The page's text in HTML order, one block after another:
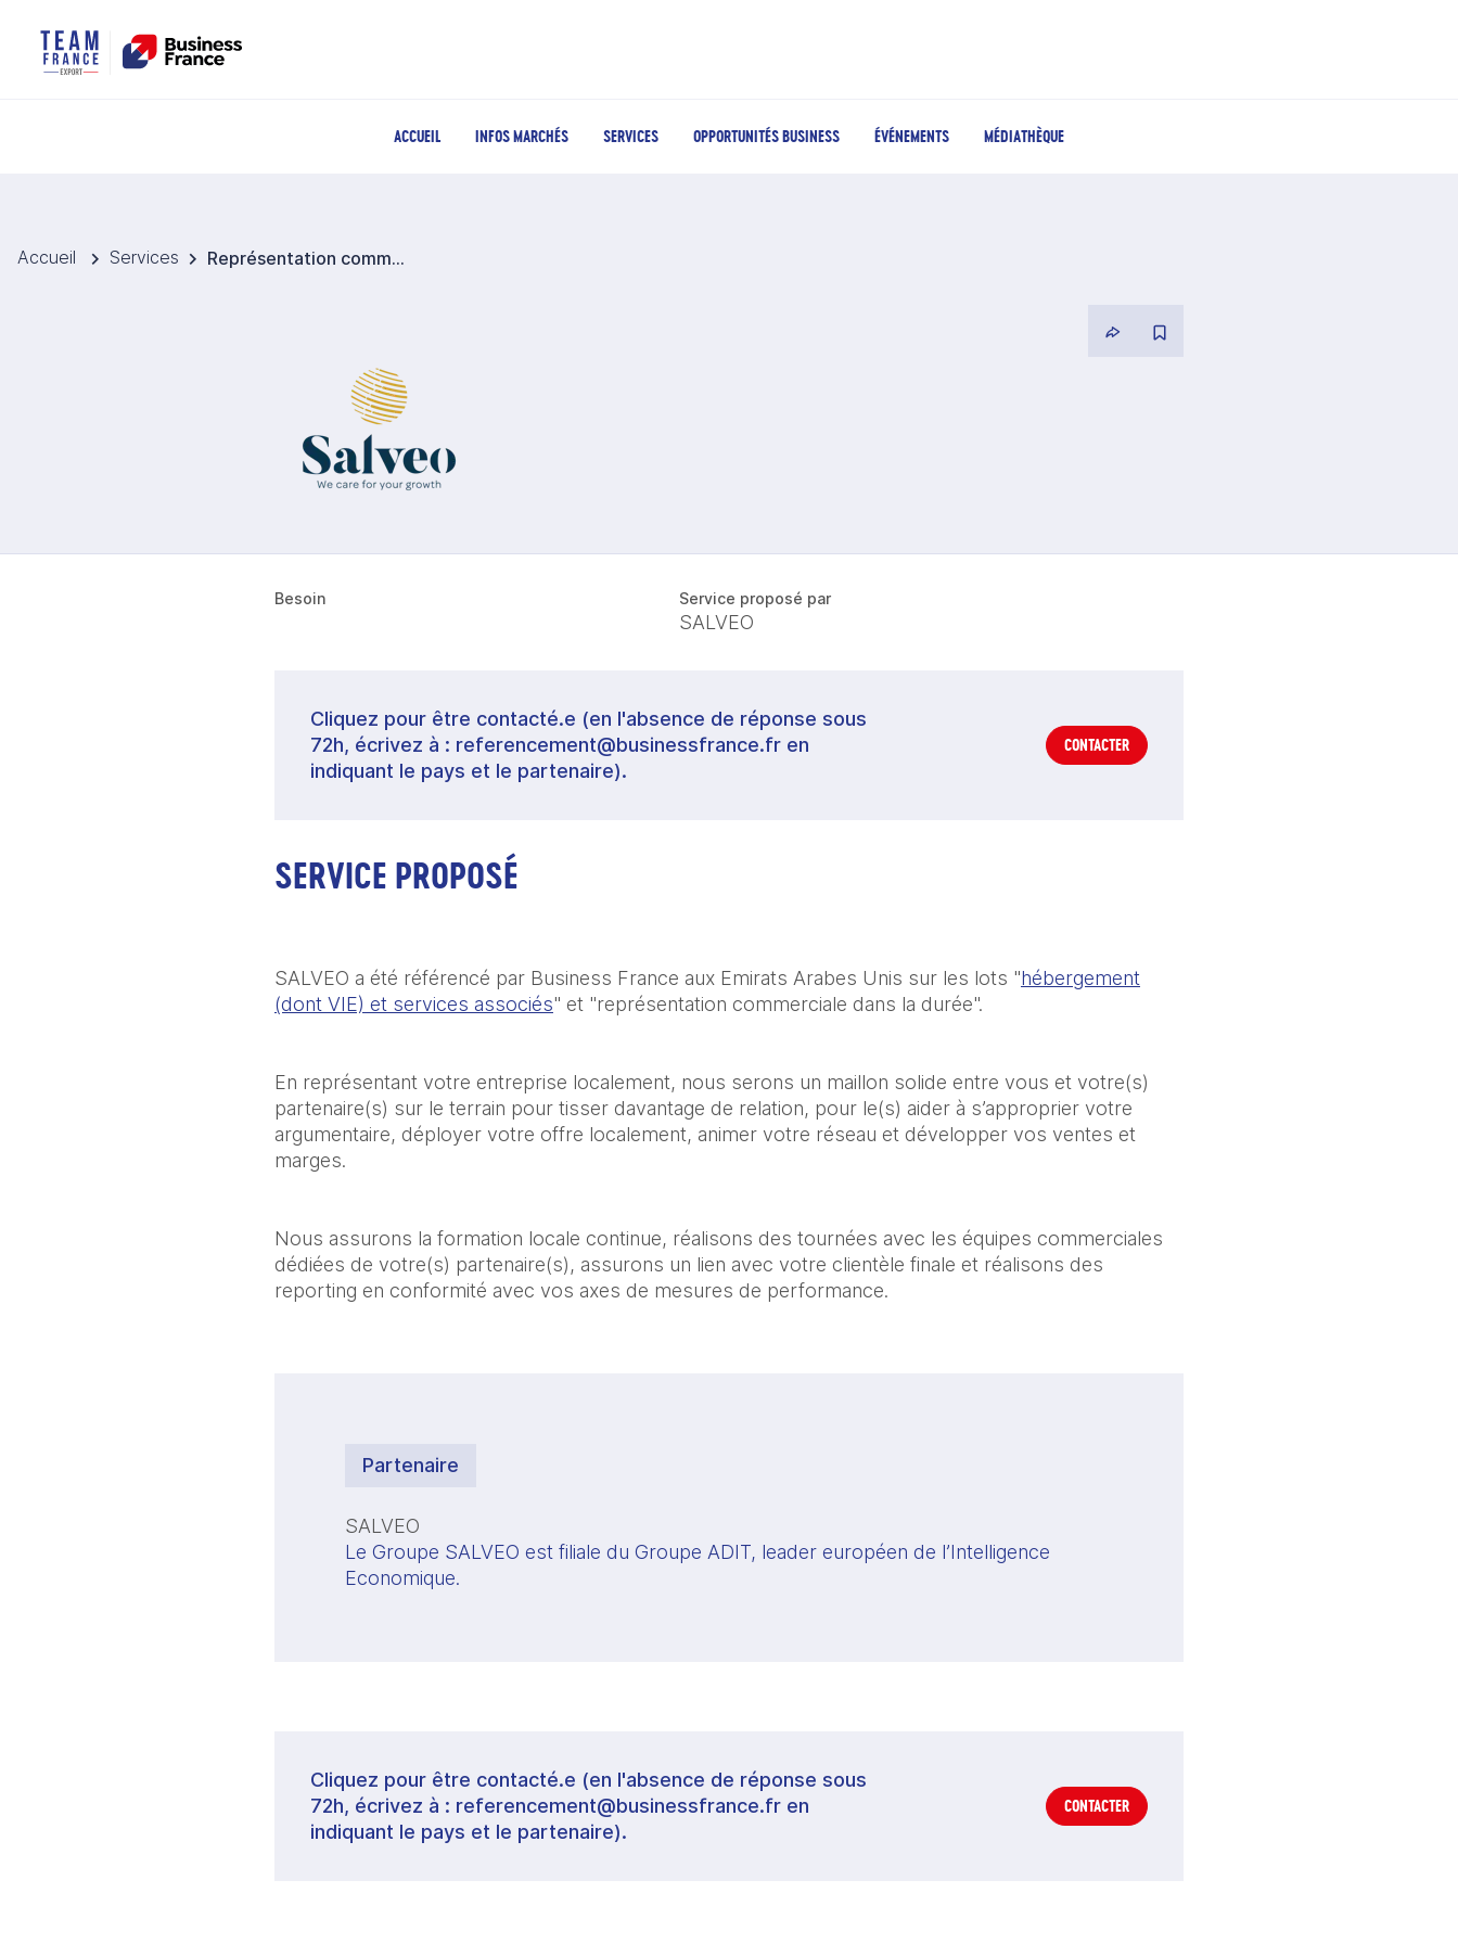
ACCUEIL INFOS MARCHÉS SERVICES OPPORTUNITÉS BUSINESS ÉVÉNEMENTS MÉDIATHÈQUE
Accueil Services Représentation commerciale dans la durée E.A.U - SALVEO
Besoin Service proposé par
SALVEO
Cliquez pour être contacté.e (en l'absence de réponse sous
72h, écrivez à : referencement@businessfrance.fr en
indiquant le pays et le partenaire).
CONTACTER
SERVICE PROPOSÉ
SALVEO a été référencé par Business France aux Emirats Arabes Unis sur les lots "hébergement
(dont VIE) et services associés" et "représentation commerciale dans la durée".
En représentant votre entreprise localement, nous serons un maillon solide entre vous et votre(s)
partenaire(s) sur le terrain pour tisser davantage de relation, pour le(s) aider à s’approprier votre
argumentaire, déployer votre offre localement, animer votre réseau et développer vos ventes et
marges.
Nous assurons la formation locale continue, réalisons des tournées avec les équipes commerciales
dédiées de votre(s) partenaire(s), assurons un lien avec votre clientèle finale et réalisons des
reporting en conformité avec vos axes de mesures de performance.
Partenaire
SALVEO
Le Groupe SALVEO est filiale du Groupe ADIT, leader européen de l’Intelligence
Economique.
Cliquez pour être contacté.e (en l'absence de réponse sous
72h, écrivez à : referencement@businessfrance.fr en
indiquant le pays et le partenaire).
CONTACTER